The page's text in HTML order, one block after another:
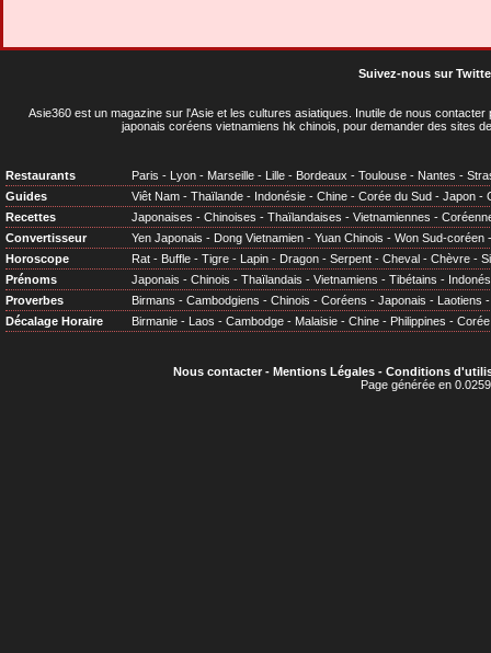
Suivez-nous sur
Asie360 est un magazine sur l'Asie et les cultures asiatiques . Inutile de nous
japonais coréens vietnamiens hk chinois, pour demander des sites
Restaurants Paris - Lyon - Marseille - Lille - Bordeaux - Toulouse - Nantes -
Guides
Viêt Nam - Thaïlande - Indonésie - Chine - Corée du Sud - Japon -
Recettes
Japonaises - Chinoises - Thaïlandaises - Vietnamiennes -
Convertisseur
Yen Japonais - Dong Vietnamien - Yuan Chinois - Won Sud-coréen
Horoscope
Rat - Buffle - Tigre - Lapin - Dragon - Serpent - Cheval - Chèvre -
Prénoms
Japonais - Chinois - Thaïlandais - Vietnamiens - Tibétains -
Proverbes
Birmans - Cambodgiens - Chinois - Coréens - Japonais - Laotiens
Décalage Horaire
Birmanie - Laos - Cambodge - Malaisie - Chine - Philippines - Corée
Nous contacter- Mentions Légales- Conditions
Page générée en